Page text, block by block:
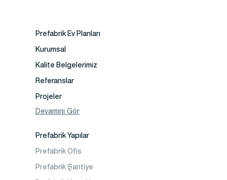
Prefabrik Ev Planları
Kurumsal
Kalite Belgelerimiz
Referanslar
Projeler
Fotoğraf Galeri
Devamını Gör
Prefabrik Yapılar
Prefabrik Ofis
Prefabrik Şantiye